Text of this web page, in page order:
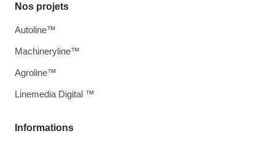
Informations
Nos projets
Autoline™
Machineryline™
Agroline™
Linemedia Digital ™